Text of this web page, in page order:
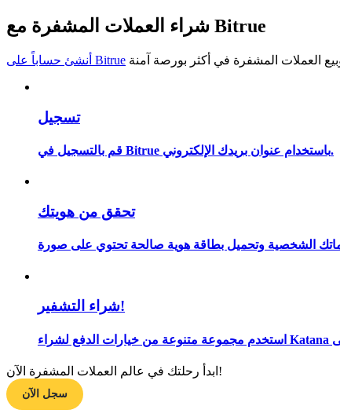
كن متداول نسخ
استمتع بتقاسم الأرباح وعمولات نسخ التداول
معلومة
مرشد
شراء العملات المشفرة مع Bitrue
أنشئ حساباً على Bitrue
تسجيل
قم بالتسجيل في Bitrue باستخدام عنوان بريدك الإلكتروني.
تحقق من هويتك
شراء التشفير!
ابدأ رحلتك في عالم العملات المشفرة الآن!
سجل الآن